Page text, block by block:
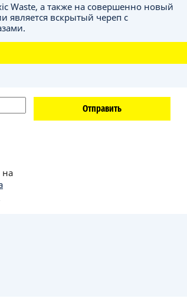
Waste, а также на совершенно новый
является вскрытый череп с
на
Отправить